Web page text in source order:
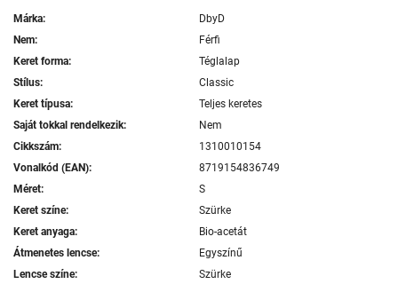
Márka:
DbyD
Nem:
Férfi
Keret forma:
Téglalap
Stílus:
Classic
Keret típusa:
Teljes keretes
Saját tokkal rendelkezik:
Nem
Cikkszám:
1310010154
Vonalkód (EAN):
8719154836749
Méret:
S
Keret színe:
Szürke
Keret anyaga:
Bio-acetát
Átmenetes lencse:
Egyszínű
Lencse színe:
Szürke